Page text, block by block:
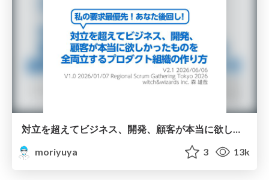
対立を超えてビジネス、開発、顧客が本当に欲しかったものを全両立するプロダクト組織の作り方/trade-off basic rsgt2026
moriyuya
3 13k